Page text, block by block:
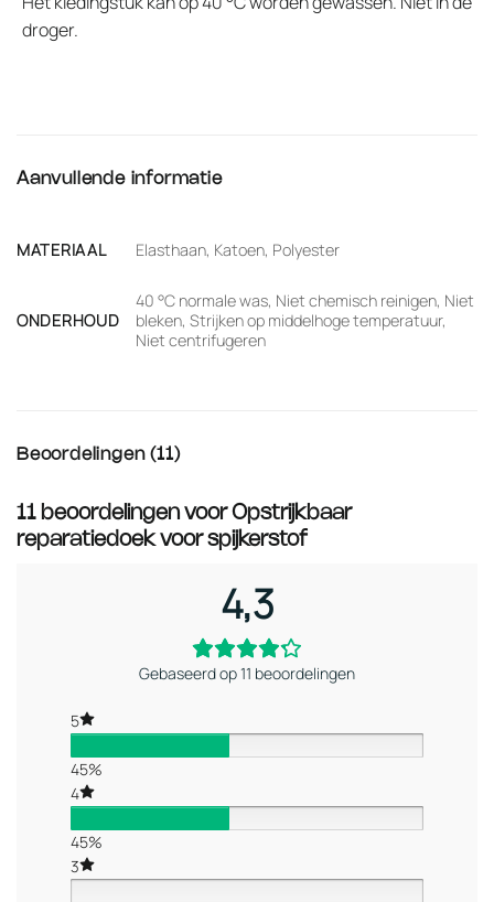
droger.
Aanvullende informatie
MATERIAAL Elasthaan, Katoen, Polyester
ONDERHOUD
40 °C normale was, Niet chemisch reinigen, Niet
bleken, Strijken op middelhoge temperatuur,
Niet centrifugeren
Beoordelingen (11)
11 beoordelingen voorOpstrijkbaar
reparatiedoek voor spijkerstof
4,3
Gebaseerd op 11 beoordelingen
5
45%
4
45%
3